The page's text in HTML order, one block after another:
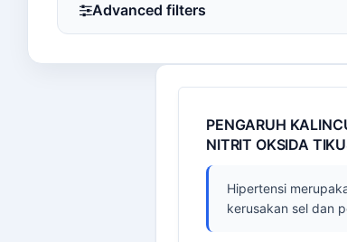
Advanced filters
PENGARUH
NITRIT OKSIDA
Hipertensi
kerusakan sel dan